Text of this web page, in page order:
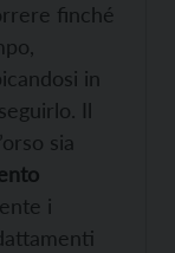
finché
in
Il
sia
i